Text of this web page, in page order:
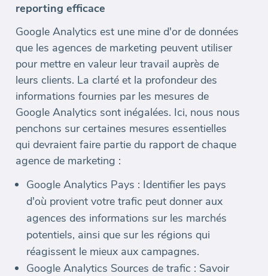
reporting efficace
Google Analytics est une mine d'or de données
que les agences de marketing peuvent utiliser
pour mettre en valeur leur travail auprès de
leurs clients. La clarté et la profondeur des
informations fournies par les mesures de
Google Analytics sont inégalées. Ici, nous nous
penchons sur certaines mesures essentielles
qui devraient faire partie du rapport de chaque
agence de marketing :
Google Analytics Pays : Identifier les pays
d'où provient votre trafic peut donner aux
agences des informations sur les marchés
potentiels, ainsi que sur les régions qui
réagissent le mieux aux campagnes.
Google Analytics Sources de trafic : Savoir